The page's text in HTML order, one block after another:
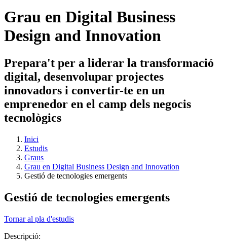
Grau en Digital Business
Design and Innovation
Prepara't per a liderar la transformació
digital, desenvolupar projectes
innovadors i convertir-te en un
emprenedor en el camp dels negocis
tecnològics
Inici
Estudis
Graus
Grau en Digital Business Design and Innovation
Gestió de tecnologies emergents
Gestió de tecnologies emergents
Tornar al pla d'estudis
Descripció: